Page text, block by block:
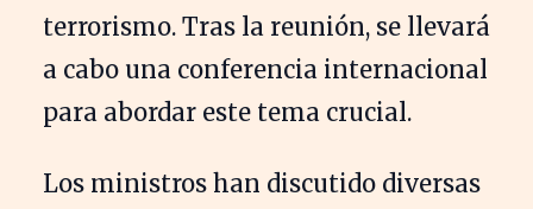
terrorismo. Tras la reunión, se llevará
a cabo una conferencia internacional
para abordar este tema crucial.
Los ministros han discutido diversas